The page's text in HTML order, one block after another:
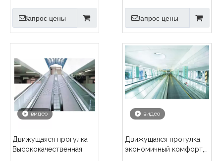
качество
Запрос цены
1000 мм хорошая цена
Запрос цены
видео
Движущаяся прогулка
Высококачественная
видео
Движущаяся прогулка,
экономичный комфорт,